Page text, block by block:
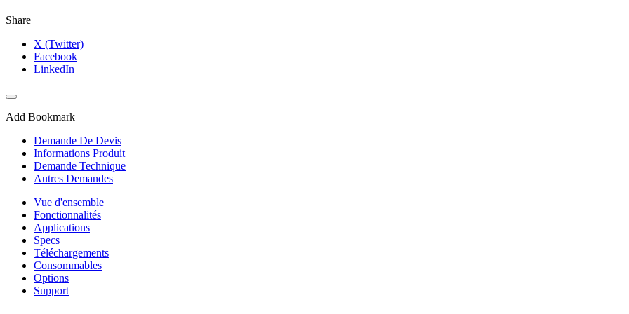
Share
X (Twitter)
Facebook
LinkedIn
Add Bookmark
Demande De Devis
Informations Produit
Demande Technique
Autres Demandes
Vue d'ensemble
Fonctionnalités
Applications
Specs
Téléchargements
Consommables
Options
Support